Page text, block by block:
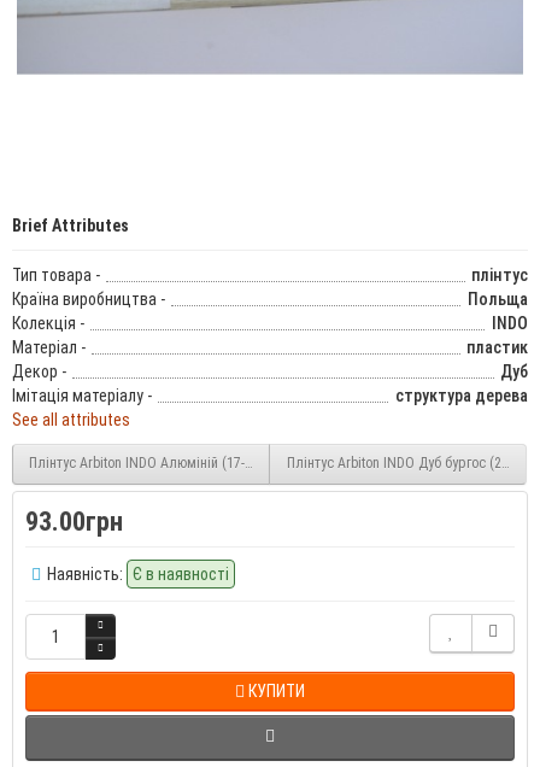
Brief Attributes
Тип товара -
плінтус
Країна виробництва -
Польща
Колекція -
INDO
Матеріал -
пластик
Декор -
Дуб
Імітація матеріалу -
структура дерева
See all attributes
Плінтус Arbiton INDO Алюміній (17-indo) 70 ммПлінтус Arbiton INDO Дуб бургос (20-
93.00грн
Наявність: Є в наявності
КУПИТИ